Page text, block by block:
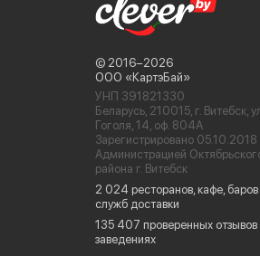
© 2016−2026
ООО «КартэБай»
УНП 391821330
Беларусь, 210015, г. Витебск,
Гоголя, 14, оф. 804А
Зарегистрировано 05.10.2018
Администрацией
района г. Витебск
2 024 ресторанов, кафе, баров
служб доставки
135 407 проверенных отзывов
заведениях